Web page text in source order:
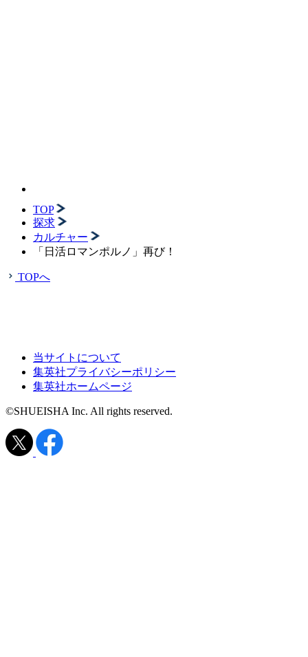
TOP
探求
カルチャー
「日活ロマンポルノ」再び！
TOPへ
当サイトについて
集英社プライバシーポリシー
集英社ホームページ
©SHUEISHA Inc. All rights reserved.